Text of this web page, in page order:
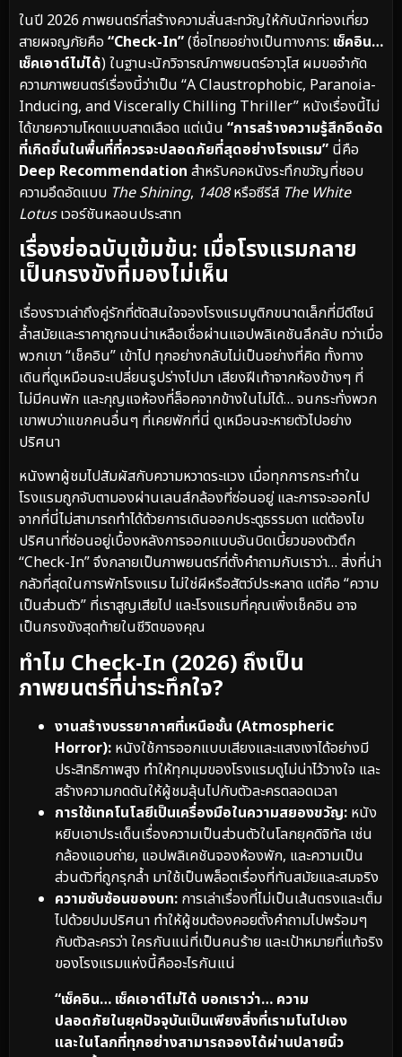
ในปี 2026 ภาพยนตร์ที่สร้างความสั่นสะทวัญให้กับนักท่องเที่ยว
สายผจญภัยคือ “Check-In”(ชื่อไทยอย่างเป็นทางการ: เช็คอิน…
เช็คเอาต์ไม่ได้) ในฐานะนักวิจารณ์ภาพยนตร์อาวุโส ผมขอจำกัด
ความภาพยนตร์เรื่องนี้ว่าเป็น “A Claustrophobic, Paranoia-
Inducing, and Viscerally Chilling Thriller” หนังเรื่องนี้ไม่
ได้ขายความโหดแบบสาดเลือด แต่เน้น “การสร้างความรู้สึกอึดอัด
ที่เกิดขึ้นในพื้นที่ที่ควรจะปลอดภัยที่สุดอย่างโรงแรม” นี่คือ
Deep Recommendation สำหรับคอหนังระทึกขวัญที่ชอบ
ความอึดอัดแบบ The Shining, 1408หรือซีรีส์ The White
Lotusเวอร์ชันหลอนประสาท
เรื่องย่อฉบับเข้มข้น: เมื่อโรงแรมกลาย
เป็นกรงขังที่มองไม่เห็น
เรื่องราวเล่าถึงคู่รักที่ตัดสินใจจองโรงแรมบูติกขนาดเล็กที่มีดีไซน์
ล้ำสมัยและราคาถูกจนน่าเหลือเชื่อผ่านแอปพลิเคชันลึกลับ ทว่าเมื่อ
พวกเขา “เช็คอิน” เข้าไป ทุกอย่างกลับไม่เป็นอย่างที่คิด ทั้งทาง
เดินที่ดูเหมือนจะเปลี่ยนรูปร่างไปมา เสียงฝีเท้าจากห้องข้างๆ ที่
ไม่มีคนพัก และกุญแจห้องที่ล็อคจากข้างในไม่ได้… จนกระทั่งพวก
เขาพบว่าแขกคนอื่นๆ ที่เคยพักที่นี่ ดูเหมือนจะหายตัวไปอย่าง
ปริศนา
หนังพาผู้ชมไปสัมผัสกับความหวาดระแวง เมื่อทุกการกระทำใน
โรงแรมถูกจับตามองผ่านเลนส์กล้องที่ซ่อนอยู่ และการจะออกไป
จากที่นี่ไม่สามารถทำได้ด้วยการเดินออกประตูธรรมดา แต่ต้องไข
ปริศนาที่ซ่อนอยู่เบื้องหลังการออกแบบอันบิดเบี้ยวของตัวตึก
“Check-In” จึงกลายเป็นภาพยนตร์ที่ตั้งคำถามกับเราว่า… สิ่งที่น่า
กลัวที่สุดในการพักโรงแรม ไม่ใช่ผีหรือสัตว์ประหลาด แต่คือ “ความ
เป็นส่วนตัว” ที่เราสูญเสียไป และโรงแรมที่คุณเพิ่งเช็คอิน อาจ
เป็นกรงขังสุดท้ายในชีวิตของคุณ
ทำไม Check-In (2026) ถึงเป็น
ภาพยนตร์ที่น่าระทึกใจ?
งานสร้างบรรยากาศที่เหนือชั้น (Atmospheric
Horror): หนังใช้การออกแบบเสียงและแสงเงาได้อย่างมี
ประสิทธิภาพสูง ทำให้ทุกมุมของโรงแรมดูไม่น่าไว้วางใจ และ
สร้างความกดดันให้ผู้ชมลุ้นไปกับตัวละครตลอดเวลา
การใช้เทคโนโลยีเป็นเครื่องมือในความสยองขวัญ: หนัง
หยิบเอาประเด็นเรื่องความเป็นส่วนตัวในโลกยุคดิจิทัล เช่น
กล้องแอบถ่าย, แอปพลิเคชันจองห้องพัก, และความเป็น
ส่วนตัวที่ถูกรุกล้ำ มาใช้เป็นพล็อตเรื่องที่ทันสมัยและสมจริง
ความซับซ้อนของบท: การเล่าเรื่องที่ไม่เป็นเส้นตรงและเต็ม
ไปด้วยปมปริศนา ทำให้ผู้ชมต้องคอยตั้งคำถามไปพร้อมๆ
กับตัวละครว่า ใครกันแน่ที่เป็นคนร้าย และเป้าหมายที่แท้จริง
ของโรงแรมแห่งนี้คืออะไรกันแน่
“เช็คอิน… เช็คเอาต์ไม่ได้ บอกเราว่า… ความ
ปลอดภัยในยุคปัจจุบันเป็นเพียงสิ่งที่เรามโนไปเอง
และในโลกที่ทุกอย่างสามารถจองได้ผ่านปลายนิ้ว